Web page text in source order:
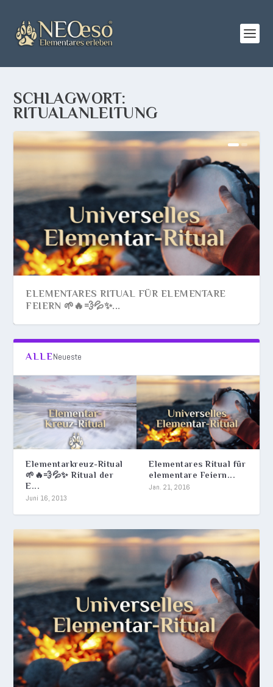
SCHLAGWORT:
RITUALANLEITUNG
ELEMENTARES RITUAL FÜR ELEMENTARE
FEIERN 🌱🔥💨💦✨...
ELEMENTARKREUZ-RITUAL 🌱🔥💨💦✨ RITUAL
DER ELEMENTE 🌱🔥...
ALLENeueste
Elementarkreuz-Ritual
🌱🔥💨💦✨ Ritual der
E...
Juni 16, 2013
Elementares Ritual für
elementare Feiern...
Jan. 21, 2016